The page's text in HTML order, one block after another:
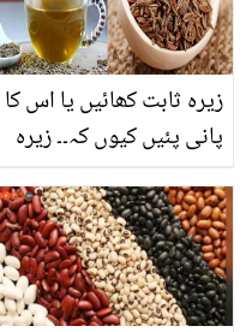
زیرہ ثابت کھائیں یا اس کا
پانی پئیں کیوں کہ۔۔ زیرہ
کیوں استعمال کیا جاتا ہے؟
جانیں اس میں چھپے بے
شمار فائدے